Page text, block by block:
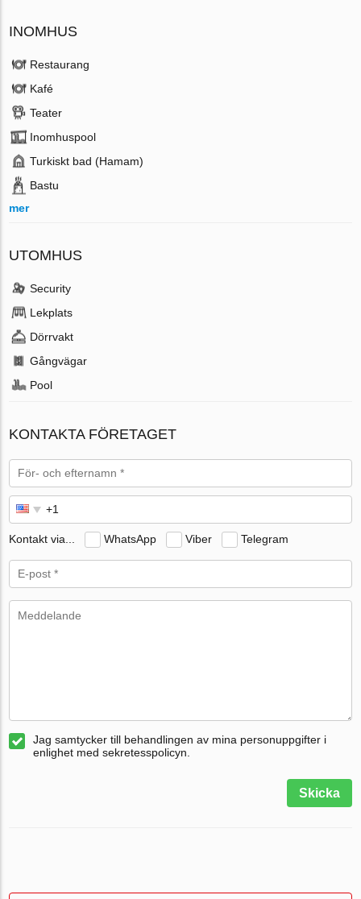
INOMHUS
Restaurang
Kafé
Teater
Inomhuspool
Turkiskt bad (Hamam)
Bastu
mer
UTOMHUS
Security
Lekplats
Dörrvakt
Gångvägar
Pool
KONTAKTA FÖRETAGET
Kontakt via... WhatsApp Viber Telegram
Jag samtycker till behandlingen av mina personuppgifter i
enlighet med sekretesspolicyn.
Skicka